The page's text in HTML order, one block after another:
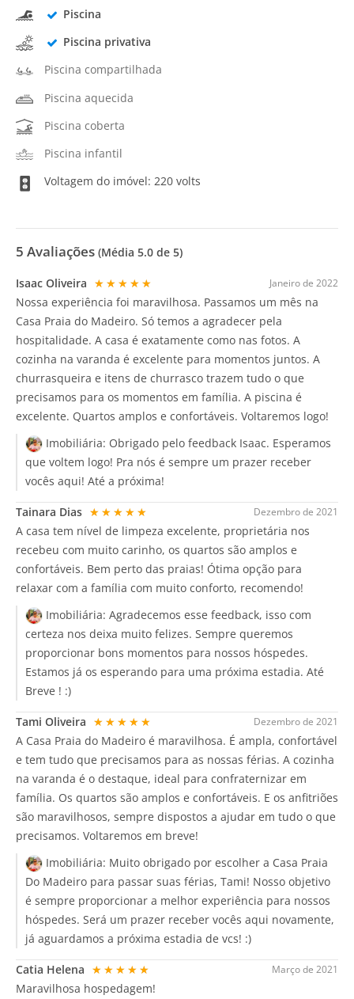
Piscina
Piscina privativa
Piscina compartilhada
Piscina aquecida
Piscina coberta
Piscina infantil
Voltagem do imóvel: 220 volts
5 Avaliações (Média 5.0 de 5)
Janeiro de 2022
Isaac Oliveira ★★★★★
Nossa experiência foi maravilhosa. Passamos um mês na
Casa Praia do Madeiro. Só temos a agradecer pela
hospitalidade. A casa é exatamente como nas fotos. A
cozinha na varanda é excelente para momentos juntos. A
churrasqueira e itens de churrasco trazem tudo o que
precisamos para os momentos em família. A piscina é
excelente. Quartos amplos e confortáveis. Voltaremos logo!
Imobiliária: Obrigado pelo feedback Isaac. Esperamos
que voltem logo! Pra nós é sempre um prazer receber
vocês aqui! Até a próxima!
Dezembro de 2021
Tainara Dias ★★★★★
A casa tem nível de limpeza excelente, proprietária nos
recebeu com muito carinho, os quartos são amplos e
confortáveis. Bem perto das praias! Ótima opção para
relaxar com a família com muito conforto, recomendo!
Imobiliária: Agradecemos esse feedback, isso com
certeza nos deixa muito felizes. Sempre queremos
proporcionar bons momentos para nossos hóspedes.
Estamos já os esperando para uma próxima estadia. Até
Breve ! :)
Dezembro de 2021
Tami Oliveira ★★★★★
A Casa Praia do Madeiro é maravilhosa. É ampla, confortável
e tem tudo que precisamos para as nossas férias. A cozinha
na varanda é o destaque, ideal para confraternizar em
família. Os quartos são amplos e confortáveis. E os anfitriões
são maravilhosos, sempre dispostos a ajudar em tudo o que
precisamos. Voltaremos em breve!
Imobiliária: Muito obrigado por escolher a Casa Praia
Do Madeiro para passar suas férias, Tami! Nosso objetivo
é sempre proporcionar a melhor experiência para nossos
hóspedes. Será um prazer receber vocês aqui novamente,
já aguardamos a próxima estadia de vcs! :)
Março de 2021
Catia Helena ★★★★★
Maravilhosa hospedagem!